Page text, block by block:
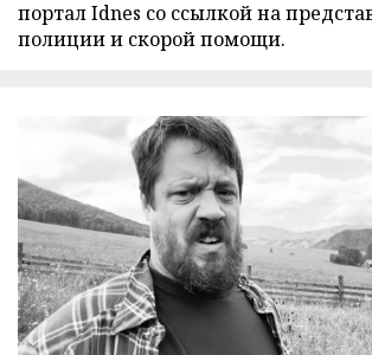
портал Idnes со ссылкой на
полиции и скорой помощи.